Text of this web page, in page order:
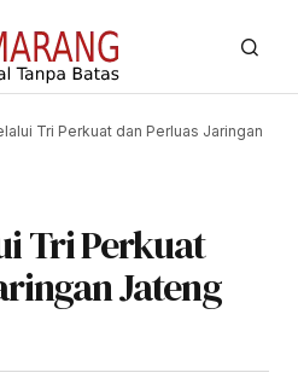
Tri Perkuat dan Perluas Jaringan
Tri Perkuat
Jateng